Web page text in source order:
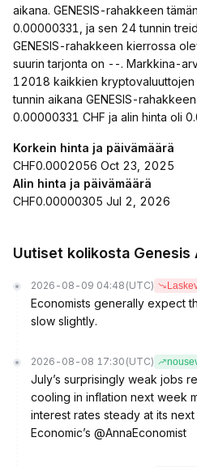
aikana. GENESIS-rahakkeen
0.00000331, ja sen 24 tunnin
GENESIS-rahakkeen kierrossa
suurin tarjonta on --. Markkina-
12018 kaikkien
tunnin aikana GENESIS-
0.00000331 CHF ja alin hinta oli
Korkein hinta ja päivämäärä
CHF0.0002056 Oct 23, 2025
Alin hinta ja päivämäärä
CHF0.00000305 Jul 2, 2026
Uutiset kolikosta Genesis
2026-08-09 04:48 (UTC)
Economists generally expect
slow slightly.
2026-08-08 17:30 (UTC)
July’s surprisingly weak jobs
cooling in inflation next week
interest rates steady at its
Economic’s @AnnaEconomist